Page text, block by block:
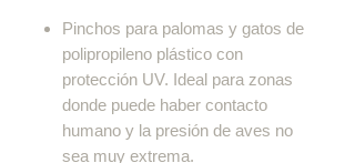
Pinchos para palomas y gatos de
polipropileno plástico con
protección UV. Ideal para zonas
donde puede haber contacto
humano y la presión de aves no
sea muy extrema.